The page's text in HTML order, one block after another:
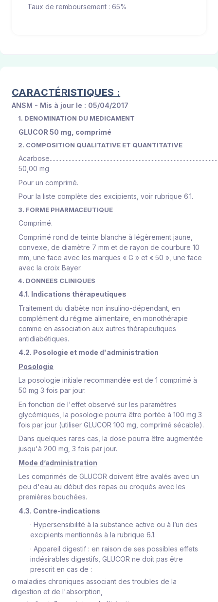
Taux de remboursement : 65%
CARACTÉRISTIQUES :
ANSM - Mis à jour le : 05/04/2017
1. DENOMINATION DU MEDICAMENT
GLUCOR 50 mg, comprimé
2. COMPOSITION QUALITATIVE ET QUANTITATIVE
50,00 mg
Pour un comprimé.
Pour la liste complète des excipients, voir rubrique 6.1.
3. FORME PHARMACEUTIQUE
Comprimé.
Comprimé rond de teinte blanche à légèrement jaune,
convexe, de diamètre 7 mm et de rayon de courbure 10
mm, une face avec les marques « G » et « 50 », une face
avec la croix Bayer.
4. DONNEES CLINIQUES
4.1. Indications thérapeutiques
Traitement du diabète non insulino-dépendant, en
complément du régime alimentaire, en monothérapie
comme en association aux autres thérapeutiques
antidiabétiques.
4.2. Posologie et mode d'administration
Posologie
La posologie initiale recommandée est de 1 comprimé à
50 mg 3 fois par jour.
En fonction de l'effet observé sur les paramètres
glycémiques, la posologie pourra être portée à 100 mg 3
fois par jour (utiliser GLUCOR 100 mg, comprimé sécable).
Dans quelques rares cas, la dose pourra être augmentée
jusqu'à 200 mg, 3 fois par jour.
Mode d’administration
Les comprimés de GLUCOR doivent être avalés avec un
peu d'eau au début des repas ou croqués avec les
premières bouchées.
4.3. Contre-indications
· Hypersensibilité à la substance active ou à l’un des
excipients mentionnés à la rubrique 6.1.
· Appareil digestif : en raison de ses possibles effets
indésirables digestifs, GLUCOR ne doit pas être
prescrit en cas de :
o maladies chroniques associant des troubles de la
digestion et de l'absorption,